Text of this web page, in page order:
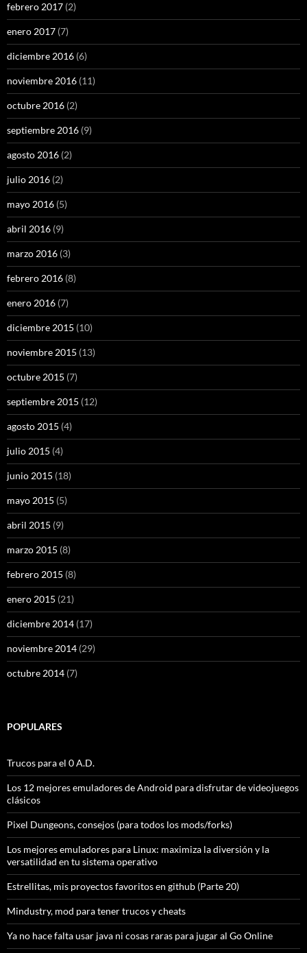
febrero 2017 (2)
enero 2017 (7)
diciembre 2016 (6)
noviembre 2016 (11)
octubre 2016 (2)
septiembre 2016 (9)
agosto 2016 (2)
julio 2016 (2)
mayo 2016 (5)
abril 2016 (9)
marzo 2016 (3)
febrero 2016 (8)
enero 2016 (7)
diciembre 2015 (10)
noviembre 2015 (13)
octubre 2015 (7)
septiembre 2015 (12)
agosto 2015 (4)
julio 2015 (4)
junio 2015 (18)
mayo 2015 (5)
abril 2015 (9)
marzo 2015 (8)
febrero 2015 (8)
enero 2015 (21)
diciembre 2014 (17)
noviembre 2014 (29)
octubre 2014 (7)
POPULARES
Trucos para el 0 A.D.
Los 12 mejores emuladores de Android para disfrutar de videojuegos
clásicos
Pixel Dungeons, consejos (para todos los mods/forks)
Los mejores emuladores para Linux: maximiza la diversión y la
versatilidad en tu sistema operativo
Estrellitas, mis proyectos favoritos en github (Parte 20)
Mindustry, mod para tener trucos y cheats
Ya no hace falta usar java ni cosas raras para jugar al Go Online